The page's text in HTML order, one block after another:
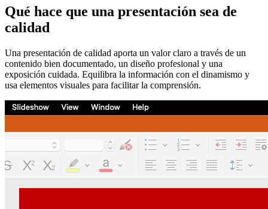
Qué hace que una presentación sea de
calidad
Una presentación de calidad aporta un valor claro a través de un
contenido bien documentado, un diseño profesional y una
exposición cuidada. Equilibra la información con el dinamismo y
usa elementos visuales para facilitar la comprensión.